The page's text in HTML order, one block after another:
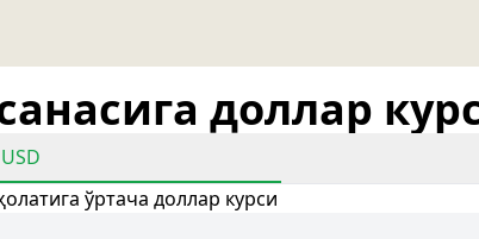
доллар
USD
ўртача доллар курси